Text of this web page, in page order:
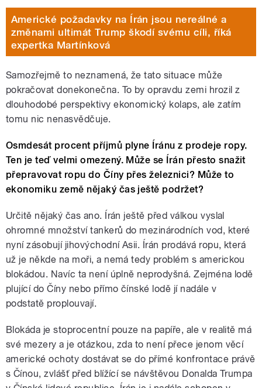
Americké požadavky na Írán jsou nereálné a
změnami ultimát Trump škodí svému cíli, říká
expertka Martínková
Samozřejmě to neznamená, že tato situace může
pokračovat donekonečna. To by opravdu zemi hrozil z
dlouhodobé perspektivy ekonomický kolaps, ale zatím
tomu nic nenasvědčuje.
Osmdesát procent příjmů plyne Íránu z prodeje ropy.
Ten je teď velmi omezený. Může se Írán přesto snažit
přepravovat ropu do Číny přes železnici? Může to
ekonomiku země nějaký čas ještě podržet?
Určitě nějaký čas ano. Írán ještě před válkou vyslal
ohromné množství tankerů do mezinárodních vod, které
nyní zásobují jihovýchodní Asii. Írán prodává ropu, která
už je někde na moři, a nemá tedy problém s americkou
blokádou. Navíc ta není úplně neprodyšná. Zejména lodě
plující do Číny nebo přímo čínské lodě jí nadále v
podstatě proplouvají.
Blokáda je stoprocentní pouze na papíře, ale v realitě má
své mezery a je otázkou, zda to není přece jenom věcí
americké ochoty dostávat se do přímé konfrontace právě
s Čínou, zvlášť před blížící se návštěvou Donalda Trumpa